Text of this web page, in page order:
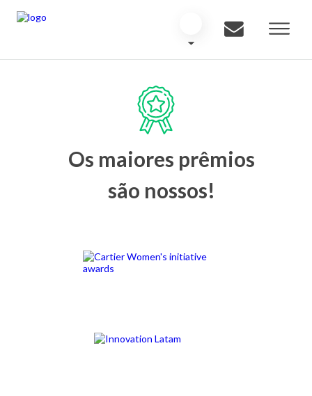
Os maiores prêmios
são nossos!